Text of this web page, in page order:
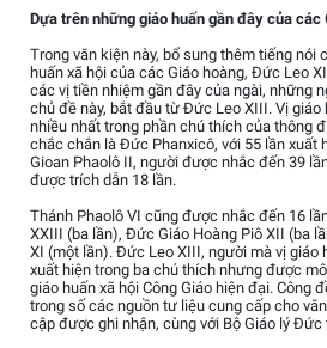
Dựa trên những giáo huấn gần đây của các
Trong văn kiện này, bổ sung thêm tiếng nói
huấn xã hội của các Giáo hoàng, Đức Leo
các vị tiền nhiệm gần đây của ngài, những
chủ đề này, bắt đầu từ Đức Leo XIII. Vị
nhiều nhất trong phần chú thích của thông
chắc chắn là Đức Phanxicô, với 55 lần xuất
Gioan Phaolô II, người được nhắc đến 39
được trích dẫn 18 lần.
Thánh Phaolô VI cũng được nhắc đến 16
XXIII (ba lần), Đức Giáo Hoàng Piô XII (ba
XI (một lần). Đức Leo XIII, người mà vị giáo
xuất hiện trong ba chú thích nhưng được
giáo huấn xã hội Công Giáo hiện đại. Công
trong số các nguồn tư liệu cung cấp cho
cập được ghi nhận, cùng với Bộ Giáo lý Đức